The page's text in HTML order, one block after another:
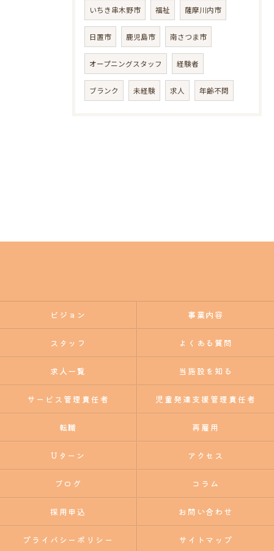
いちき串木野市 福祉 薩摩川内市
日置市 鹿児島市 南さつま市
オープニングスタッフ 経験者
ブランク 未経験 求人 年齢不問
ビジョン 事業内容
スタッフ よくある質問
求人一覧 当施設を知る
サービス管理責任者 児童発達支援管理責任者
転職 再雇用
Uターン アクセス
ブログ コラム
採用申込 お問い合わせ
プライバシーポリシー サイトマップ